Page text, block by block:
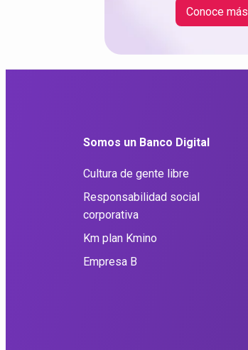
Conoce más
Somos un Banco Digital
Cultura de gente libre
Responsabilidad social
corporativa
Km plan Kmino
Empresa B